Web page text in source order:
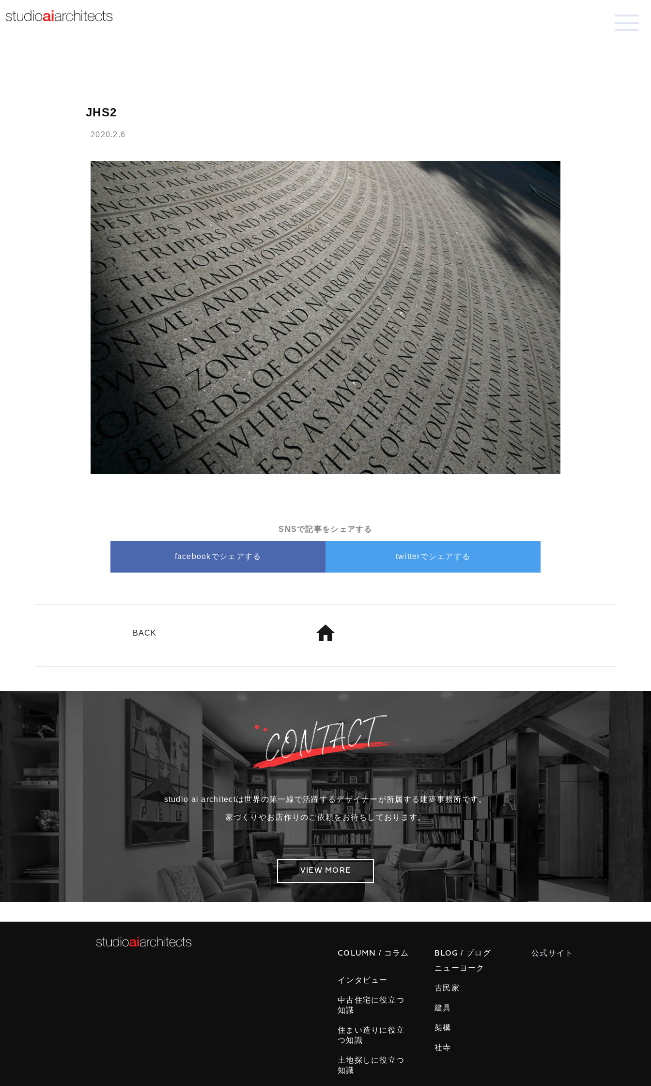
ニューヨーク
古民家
建具
架構
社寺
公式サイト >
JHS2
2020.2.6
SNSで記事をシェアする
facebookでシェアする twitterでシェアする
BACK home
studio ai architectは世界の第一線で活躍するデザイナーが所属する建築事務所です。
家づくりやお店作りのご依頼をお待ちしております。
VIEW MORE
COLUMN / コラム
インタビュー
中古住宅に役立つ
知識
住まい造りに役立
つ知識
土地探しに役立つ
知識
BLOG / ブログ
ニューヨーク
古民家
建具
架構
社寺
公式サイト